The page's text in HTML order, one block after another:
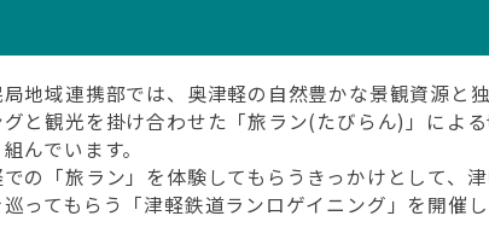
地域連携部では、奥津軽の自然豊かな景観資源と
グと観光を掛け合わせた「旅ラン(たびらん)」によ
んでいます。
の「旅ラン」を体験してもらうきっかけとして、
ってもらう「津軽鉄道ランロゲイニング」を開催し